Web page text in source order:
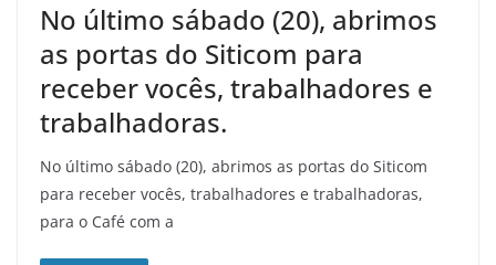
No último sábado (20), abrimos
as portas do Siticom para
receber vocês, trabalhadores e
trabalhadoras.
No último sábado (20), abrimos as portas do Siticom
para receber vocês, trabalhadores e trabalhadoras,
para o Café com a